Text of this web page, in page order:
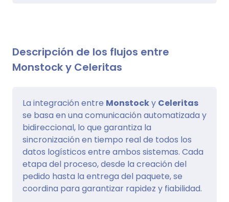
Descripción de los flujos entre
Monstock y Celeritas
La integración entre Monstocky Celeritas
se basa en una comunicación automatizada y
bidireccional, lo que garantiza la
sincronización en tiempo real de todos los
datos logísticos entre ambos sistemas. Cada
etapa del proceso, desde la creación del
pedido hasta la entrega del paquete, se
coordina para garantizar rapidez y fiabilidad.